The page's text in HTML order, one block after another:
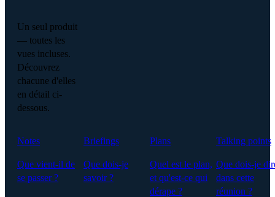
Un seul produit
— toutes les
vues incluses.
Découvrez
chacune d'elles
en détail ci-
dessous.
Notes
Que vient-il de
se passer ?
Briefings
Que dois-je
savoir ?
Plans
Quel est le plan,
et qu'est-ce qui
dérape ?
Talking points
Que dois-je
dans cette
réunion ?